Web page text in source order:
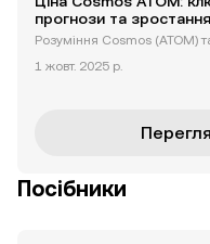
омунікацію та взаємодію
чейнами. Завдяки рево
прогнози та
Розуміння Cosmos (ATOM)
чейн-платформа, створена
1 жовт. 2025 р.
Посібники